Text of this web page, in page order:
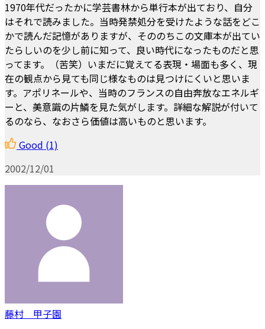
1970年代だったかに学芸書林から単行本が出ており、自分
はそれで読みました。当時発禁処分を受けたような話をどこ
かで読んだ記憶がありますが、そののちこの文庫本が出てい
たらしいのを少し前に知って、良い時代になったものだと思
ってます。（苦笑）いまだに覚えてる表現・場面も多く、現
在の観点から見ても同じ様なものは見つけにくいと思いま
す。アポリネールや、当時のフランスの自由奔放なエネルギ
ーと、美意識の片鱗を見た気がします。詳細な解説が付いて
るのなら、なおさら価値は高いものと思います。
Good (1)
2002/12/01
藤村 甲子園